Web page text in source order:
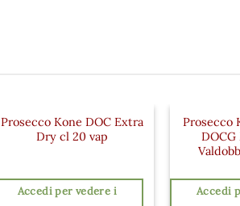
Prosecco Kone DOC Extra
Dry cl 20 vap
Accedi per vedere i
Prosecco
Accedi